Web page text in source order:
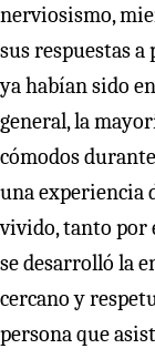
nerviosismo,
sus respuestas
ya habían sido
general, la
cómodos
una experiencia
vivido, tanto por
se desarrolló la
cercano y
persona que